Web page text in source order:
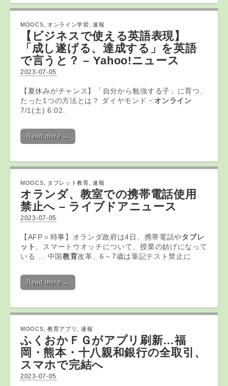
MOOCS オンライン学習 ,速報
【ビジネスで使える英語表現】
「成し遂げる、達成する」を英語
で言うと？ – Yahoo!ニュース
2023-07-05
【夏休みがチャンス】「自分から勉強する子」に育つ、
たった1つの方法とは？ ダイヤモンド・ オンライン
7/1(土) 6:02.
Read more →
MOOCS タブレット教育 ,速報
オランダ、教室での携帯電話使用
禁止へ – ライブドアニュース
2023-07-05
【AFP＝時事】オランダ政府は4日、携帯電話やタブレ
ット
、スマートウオッチについて、授業の妨げになって
いる … 中国教育改革、6～7歳は筆記テスト禁止に
Read more →
MOOCS 教育アプリ 速報
ふくおかＦＧがアプリ 刷新…福
岡・熊本・十八親和銀行の全取引、
スマホで完結へ
2023-07-05